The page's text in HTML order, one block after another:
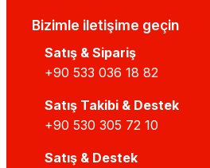
Bizimle iletişime geçin
Satış & Sipariş
+90 533 036 18 82
Satış Takibi & Destek
+90 530 305 72 10
Satış & Destek